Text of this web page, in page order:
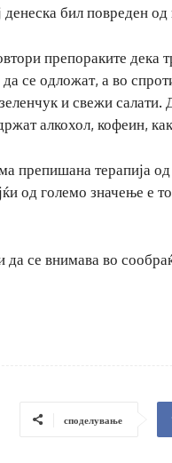
денеска бил повреден од
препораките дека
се одложат, а во
и свежи салати.
алкохол, кофеин,
препишана терапија
од големо значење е
да се внимава во
споделување